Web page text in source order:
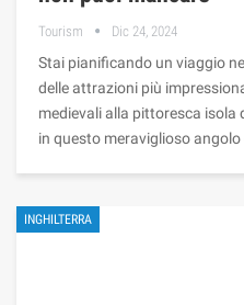
Tourism Dic 24, 2024
Stai pianificando un viaggio
delle attrazioni più
medievali alla pittoresca isola
in questo meraviglioso angolo
INGHILTERRA